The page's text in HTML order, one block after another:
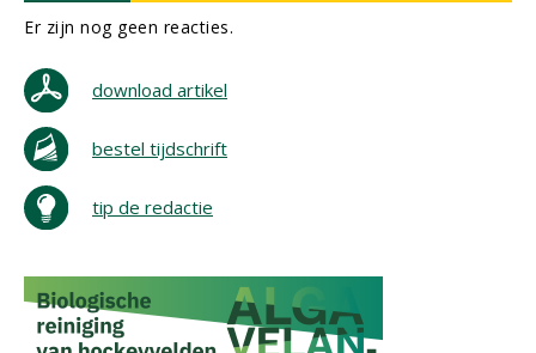
Er zijn nog geen reacties.
download artikel
bestel tijdschrift
tip de redactie